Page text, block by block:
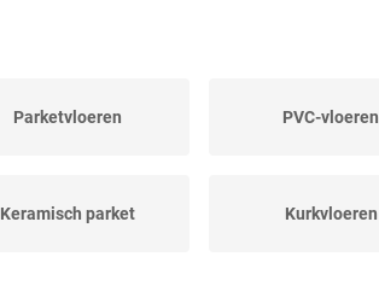
Parketvloeren PVC-vloeren
Keramisch parket Kurkvloeren